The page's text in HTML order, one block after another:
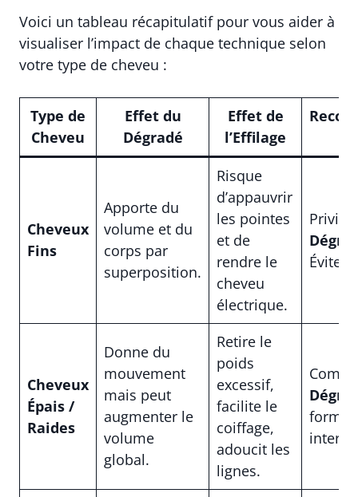
Voici un tableau récapitulatif pour vous aider à
visualiser l’impact de chaque technique selon
votre type de cheveu :
Type de
Cheveu
Effet du
Dégradé
Effet de
l’Effilage
Cheveux
Fins
Apporte du
volume et du
corps par
superposition.
Risque
d’appauvrir
les pointes
et de
rendre le
cheveu
électrique.
Éviter
Cheveux
Épais /
Raides
Donne du
mouvement
mais peut
augmenter le
volume
global.
Retire le
poids
excessif,
facilite le
coiffage,
adoucit les
lignes.
forme